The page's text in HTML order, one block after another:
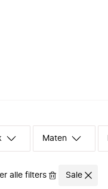
Maten
alle filters Sale